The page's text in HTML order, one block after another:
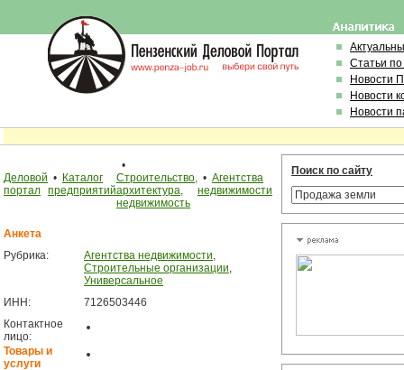
Статьи
Новости
Новости
Новости
Деловой
портал
• Каталог
предприятий
•
Строительство,
архитектура,
недвижимость
• Агентства
недвижимости
Анкета
Рубрика:
Агентства недвижимости,
Строительные организации,
Универсальное
ИНН:
7126503446
Контактное
лицо:
Товары и
услуги
Поиск по сайту